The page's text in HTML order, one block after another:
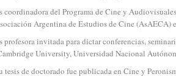
coordinadora del Programa de Cine y
Argentina de Estudios de Cine (AsAECA)
profesora invitada para dictar conferencias,
University, Universidad Nacional
tesis de doctorado fue publicada en Cine y